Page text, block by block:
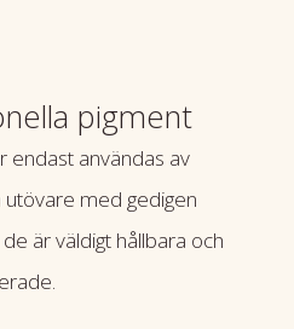
pigment
endast användas av
med gedigen
är väldigt hållbara och